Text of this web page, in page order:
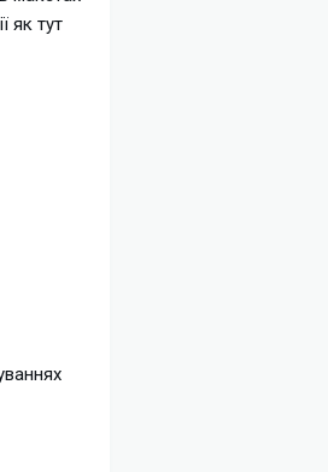
як тут